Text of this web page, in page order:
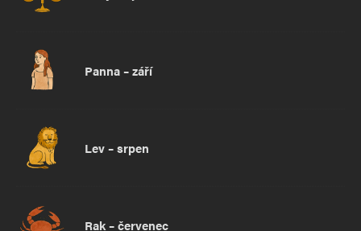
Panna – září
Lev – srpen
Rak – červenec